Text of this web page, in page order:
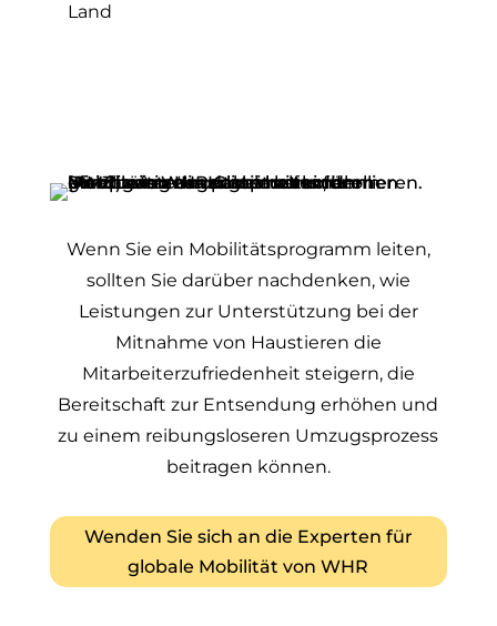
Land
Wenn Sie ein Mobilitätsprogramm leiten,
sollten Sie darüber nachdenken, wie
Leistungen zur Unterstützung bei der
Mitnahme von Haustieren die
Mitarbeiterzufriedenheit steigern, die
Bereitschaft zur Entsendung erhöhen und
zu einem reibungsloseren Umzugsprozess
beitragen können.
Wenden Sie sich an die Experten für
globale Mobilität von WHR